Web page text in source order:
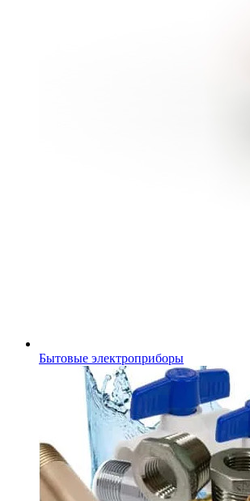
Бытовые электроприборы